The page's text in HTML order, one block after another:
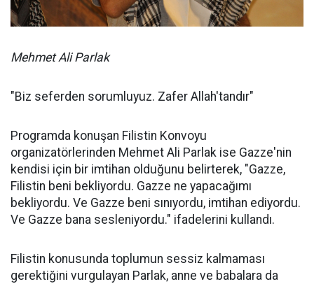
Mehmet Ali Parlak
"Biz seferden sorumluyuz. Zafer Allah'tandır"
Programda konuşan Filistin Konvoyu
organizatörlerinden Mehmet Ali Parlak ise Gazze'nin
kendisi için bir imtihan olduğunu belirterek, "Gazze,
Filistin beni bekliyordu. Gazze ne yapacağımı
bekliyordu. Ve Gazze beni sınıyordu, imtihan ediyordu.
Ve Gazze bana sesleniyordu." ifadelerini kullandı.
Filistin konusunda toplumun sessiz kalmaması
gerektiğini vurgulayan Parlak, anne ve babalara da